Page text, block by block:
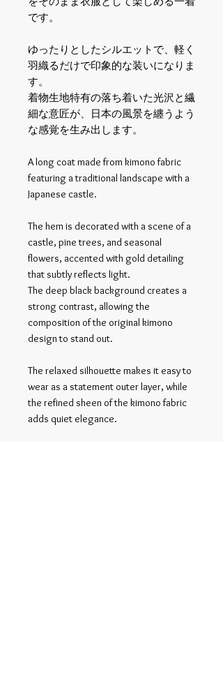
です。
ゆったりとしたシルエットで、軽く
羽織るだけで印象的な装いになりま
す。
着物生地特有の落ち着いた光沢と繊
細な意匠が、日本の風景を纏うよう
な感覚を生み出します。
A long coat made from kimono fabric
featuring a traditional landscape with a
Japanese castle.
The hem is decorated with a scene of a
castle, pine trees, and seasonal
flowers, accented with gold detailing
that subtly reflects light.
The deep black background creates a
strong contrast, allowing the
composition of the original kimono
design to stand out.
The relaxed silhouette makes it easy to
wear as a statement outer layer, while
the refined sheen of the kimono fabric
adds quiet elegance.